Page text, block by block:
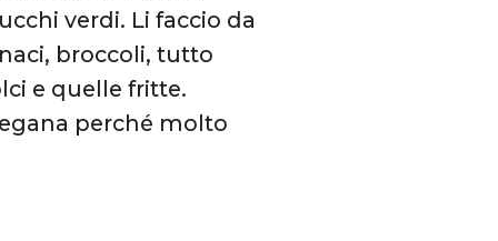
verdi. Li faccio da
broccoli, tutto
e quelle fritte.
perché molto